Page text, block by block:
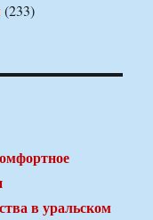
(233)
в уральском